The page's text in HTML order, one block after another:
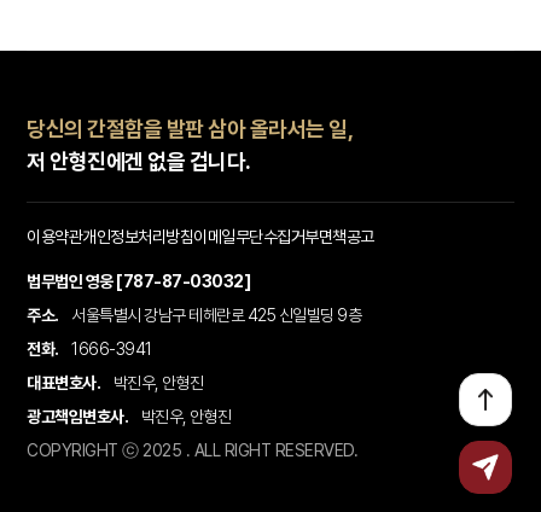
당신의 간절함을 발판 삼아 올라서는 일,
저 안형진에겐 없을 겁니다.
법무법인 영웅 [787-87-03032]
주소.
서울특별시 강남구 테헤란로 425 신일빌딩 9층
전화.
1666-3941
대표변호사.
박진우, 안형진
광고책임변호사.
박진우, 안형진
COPYRIGHT ⓒ 2025 . ALL RIGHT RESERVED.
이용약관개인정보처리방침이메일무단수집거부면책공고